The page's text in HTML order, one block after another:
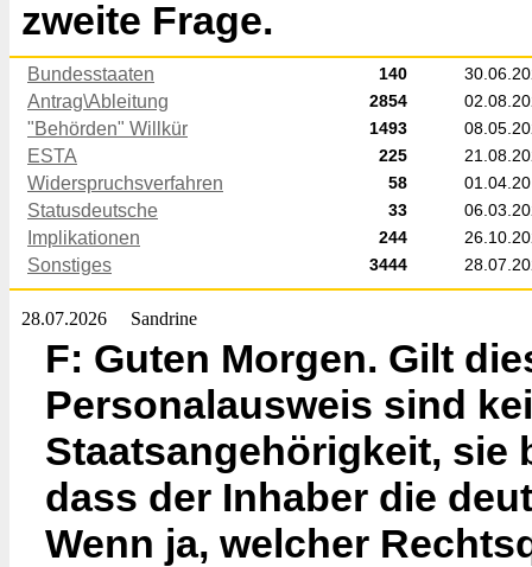
zweite Frage.
Bundesstaaten 140
Antrag\Ableitung 2854
"Behörden" Willkür 1493
ESTA 225
Widerspruchsverfahren 58
Statusdeutsche 33
Implikationen 244
Sonstiges 3444
28.07.2026 Sandrine
F: Guten Morgen. Gilt
Personalausweis sind
Staatsangehörigkeit, sie
dass der Inhaber die
Wenn ja, welcher